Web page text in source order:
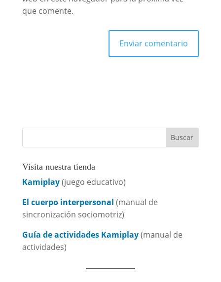
que comente.
Visita nuestra tienda
Kamiplay(juego educativo)
El cuerpo interpersonal (manual de
sincronización sociomotriz)
Guía de actividades Kamiplay(manual de
actividades)